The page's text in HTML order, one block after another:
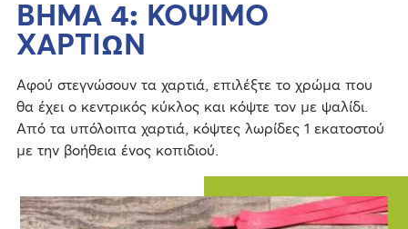
ΒΗΜΑ 4: ΚΟΨΙΜΟ
ΧΑΡΤΙΩΝ
Αφού στεγνώσουν τα χαρτιά, επιλέξτε το χρώμα που
θα έχει ο κεντρικός κύκλος και κόψτε τον με ψαλίδι.
Από τα υπόλοιπα χαρτιά, κόψτες λωρίδες 1 εκατοστού
με την βοήθεια ένος κοπιδιού.